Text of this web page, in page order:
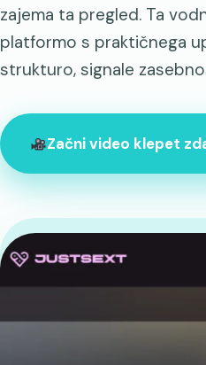
zajema ta pregled. Ta
platformo s praktičnega
strukturo, signale
Začni video klepet